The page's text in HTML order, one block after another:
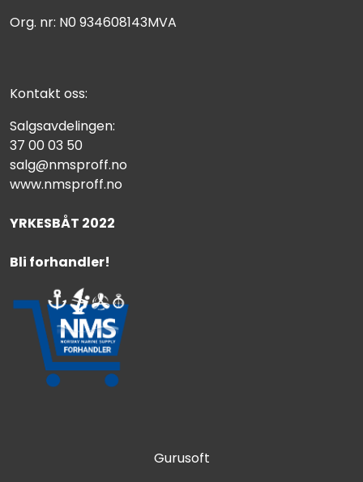
Org. nr: N0 934608143MVA
Kontakt oss:
Salgsavdelingen:
37 00 03 50
salg@nmsproff.no
www.nmsproff.no
YRKESBÅT 2022
Bli forhandler!
Gurusoft